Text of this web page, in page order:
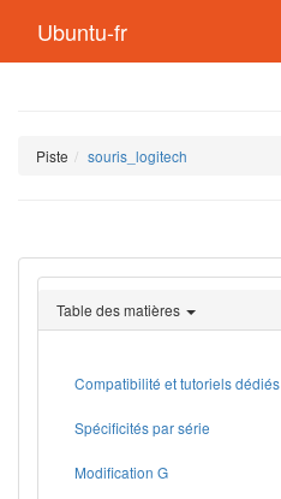
Ubuntu-fr
Piste souris_logitech
Table des matières
Compatibilité et tutoriels dédiés
Spécificités par série
Modification G